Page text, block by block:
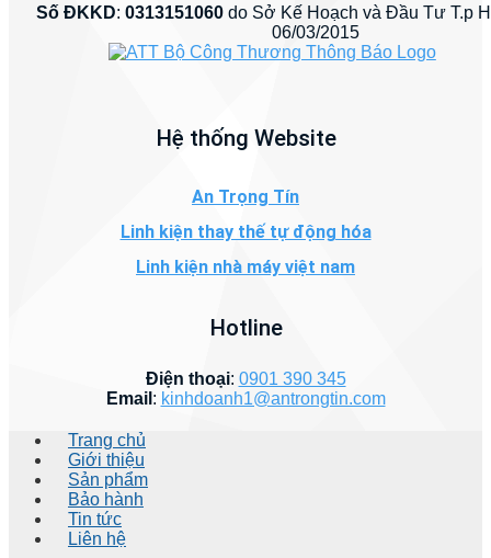
Số ĐKKD:0313151060 do Sở Kế Hoạch và Đầu Tư T.p
06/03/2015
Hệ thống Website
An Trọng Tín
Linh kiện thay thế tự động hóa
Linh kiện nhà máy việt nam
Hotline
Điện thoại: 0901 390 345
Email : kinhdoanh1@antrongtin.com
Trang chủ
Giới thiệu
Sản phẩm
Bảo hành
Tin tức
Liên hệ